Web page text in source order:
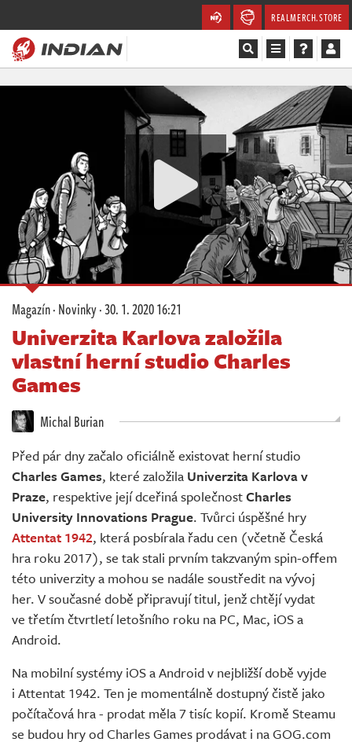
REALMERCH.STORE
Soutěže
Databáze
Komunita
Redakce
Živě
Magazín·Novinky·30. 1. 2020 16:21
Univerzita Karlova založila
vlastní herní studio Charles
Games
Michal Burian
Před pár dny začalo oficiálně existovat herní studio
Charles Games, které založila Univerzita Karlova v
Praze, respektive její dceřiná společnostCharles
University Innovations Prague. Tvůrci úspěšné hry
Attentat 1942, která posbírala řadu cen (včetně Česká
hra roku 2017), se tak stali prvním takzvaným spin-offem
této univerzity a mohou se nadále soustředit na vývoj
her. V současné době připravují titul, jenž chtějí vydat
ve třetím čtvrtletí letošního roku na PC, Mac, iOS a
Android.
Na mobilní systémy iOS a Android v nejbližší době vyjde
i Attentat 1942. Ten je momentálně dostupný čistě jako
počítačová hra - prodat měla 7 tisíc kopií. Kromě Steamu
se budou hry od Charles Games prodávat i na GOG.com